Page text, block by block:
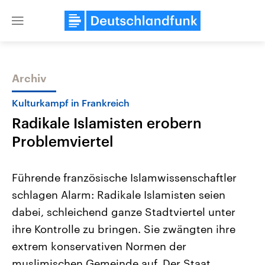
Close
Themen
Landtagswahl Sachsen-Anhalt
2026
Alle Informationen
Sachsen-Anhalt wählt am 6.
September 2026 einen neuen
Landtag. Seit 2021 wird das
Bundesland von einer Koalition aus
USA
Aktuelle Beiträge,
Hintergründe
Wirtschaftlich und
gehören die Vereinigten
den mächtigsten Ländern
mit großem Einfluss auf
Archiv
Kulturkampf in Frankreich
Radikale Islamisten erobern
Problemviertel
Führende französische Islamwissenschaftler
schlagen Alarm: Radikale Islamisten seien
dabei, schleichend ganze Stadtviertel unter
ihre Kontrolle zu bringen. Sie zwängten ihre
extrem konservativen Normen der